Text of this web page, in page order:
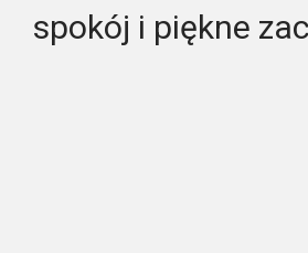
spokój i piękne